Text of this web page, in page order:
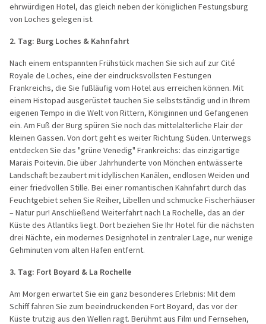
ehrwürdigen Hotel, das gleich neben der königlichen Festungsburg
von Loches gelegen ist.
2. Tag: Burg Loches & Kahnfahrt
Nach einem entspannten Frühstück machen Sie sich auf zur Cité
Royale de Loches, eine der eindrucksvollsten Festungen
Frankreichs, die Sie fußläufig vom Hotel aus erreichen können. Mit
einem Histopad ausgerüstet tauchen Sie selbstständig und in Ihrem
eigenen Tempo in die Welt von Rittern, Königinnen und Gefangenen
ein. Am Fuß der Burg spüren Sie noch das mittelalterliche Flair der
kleinen Gassen. Von dort geht es weiter Richtung Süden. Unterwegs
entdecken Sie das "grüne Venedig" Frankreichs: das einzigartige
Marais Poitevin. Die über Jahrhunderte von Mönchen entwässerte
Landschaft bezaubert mit idyllischen Kanälen, endlosen Weiden und
einer friedvollen Stille. Bei einer romantischen Kahnfahrt durch das
Feuchtgebiet sehen Sie Reiher, Libellen und schmucke Fischerhäuser
– Natur pur! Anschließend Weiterfahrt nach La Rochelle, das an der
Küste des Atlantiks liegt. Dort beziehen Sie Ihr Hotel für die nächsten
drei Nächte, ein modernes Designhotel in zentraler Lage, nur wenige
Gehminuten vom alten Hafen entfernt.
3. Tag: Fort Boyard & La Rochelle
Am Morgen erwartet Sie ein ganz besonderes Erlebnis: Mit dem
Schiff fahren Sie zum beeindruckenden Fort Boyard, das vor der
Küste trutzig aus den Wellen ragt. Berühmt aus Film und Fernsehen,